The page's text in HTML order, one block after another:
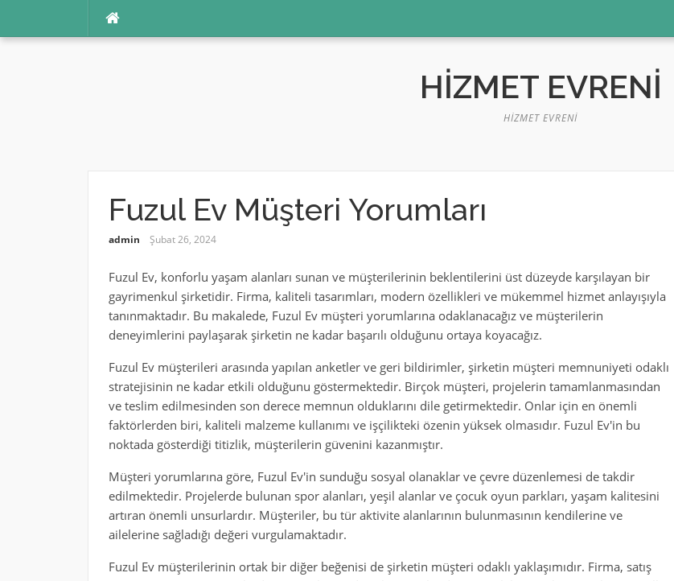
HIZMET EVRENI
HIZMET EVRENI
Fuzul Ev Müşteri Yorumları
admin Şubat 26, 2024
Fuzul Ev, konforlu yaşam alanları sunan ve müşterilerinin beklentilerini üst düzeyde karşılayan bir
gayrimenkul şirketidir. Firma, kaliteli tasarımları, modern özellikleri ve mükemmel hizmet anlayışıyla
tanınmaktadır. Bu makalede, Fuzul Ev müşteri yorumlarına odaklanacağız ve müşterilerin
deneyimlerini paylaşarak şirketin ne kadar başarılı olduğunu ortaya koyacağız.
Fuzul Ev müşterileri arasında yapılan anketler ve geri bildirimler, şirketin müşteri memnuniyeti odaklı
stratejisinin ne kadar etkili olduğunu göstermektedir. Birçok müşteri, projelerin tamamlanmasından
ve teslim edilmesinden son derece memnun olduklarını dile getirmektedir. Onlar için en önemli
faktörlerden biri, kaliteli malzeme kullanımı ve işçilikteki özenin yüksek olmasıdır. Fuzul Ev'in bu
noktada gösterdiği titizlik, müşterilerin güvenini kazanmıştır.
Müşteri yorumlarına göre, Fuzul Ev'in sunduğu sosyal olanaklar ve çevre düzenlemesi de takdir
edilmektedir. Projelerde bulunan spor alanları, yeşil alanlar ve çocuk oyun parkları, yaşam kalitesini
artıran önemli unsurlardır. Müşteriler, bu tür aktivite alanlarının bulunmasının kendilerine ve
ailelerine sağladığı değeri vurgulamaktadır.
Fuzul Ev müşterilerinin ortak bir diğer beğenisi de şirketin müşteri odaklı yaklaşımıdır. Firma, satış